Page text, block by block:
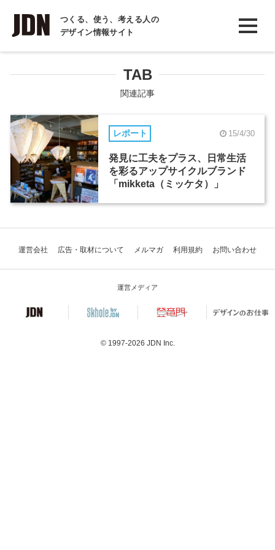
つくる、使う、考える人の
デザイン情報サイト
INTERVIEW
インタビュー
COLUMN
コラム
TAB
関連記事
レポート 15/4/30
発見に工夫をプラス、日常生活
を彩るアップサイクルブランド
「mikketa（ミッケタ）」
運営会社 広告・取材について メルマガ 利用規約 お問い合わせ
運営メディア
© 1997-2026 JDN Inc.